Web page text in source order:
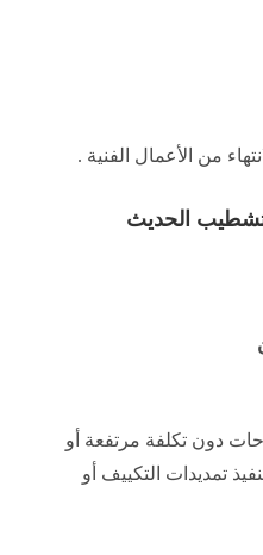
من الأعمال الفنية .
الحديث
دون تكلفة مرتفعة أو
تمديدات التكييف أو